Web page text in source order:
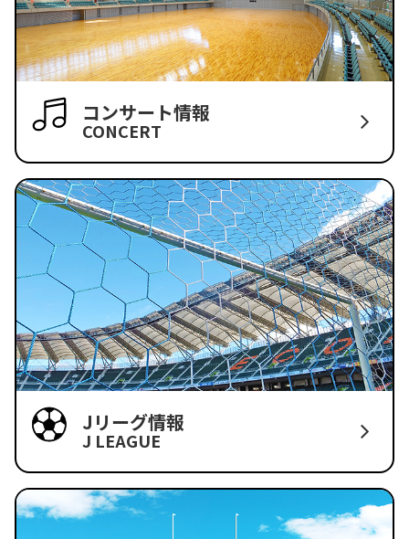
コンサート情報
CONCERT
Jリーグ情報
J LEAGUE